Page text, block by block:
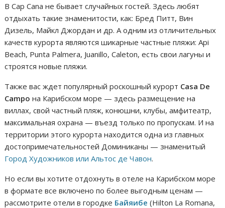
В Cap Cana не бывает случайных гостей. Здесь любят
отдыхать такие знаменитости, как: Бред Питт, Вин
Дизель, Майкл Джордан и др. А одним из отличительных
качеств курорта являются шикарные частные пляжи: Api
Beach, Punta Palmera, Juanillo, Caleton, есть свои лагуны и
строятся новые пляжи.
Также вас ждет популярный роскошный курорт Casa De
Campo на Карибском море — здесь размещение на
виллах, свой частный пляж, конюшни, клубы, амфитеатр,
максимальная охрана — въезд только по пропускам. И на
территории этого курорта находится одна из главных
достопримечательностей Доминиканы — знаменитый
Город Художников или Альтос де Чавон.
Но если вы хотите отдохнуть в отеле на Карибском море
в формате все включено по более выгодным ценам —
рассмотрите отели в городке Байяибе (Hilton La Romana,